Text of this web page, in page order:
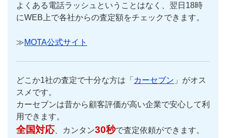
よくある電話ラッシュということはなく、翌日18時
にWEB上で各社からの査定額をチェックできます。
≫MOTA公式サイト
どこか1社の査定で十分な方は「 カーセブン 」がオス
スメです。
カーセブンは昔から顧客評価が高い企業で安心して利
用できます。
全国対応、カンタン30秒で査定依頼ができます。